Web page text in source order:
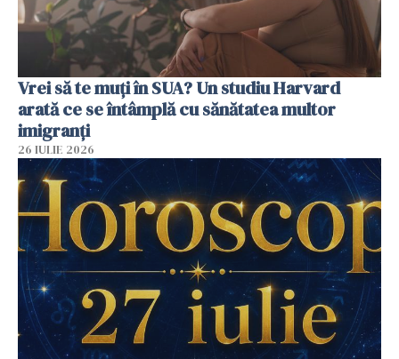
Vrei să te muți în SUA? Un studiu Harvard
arată ce se întâmplă cu sănătatea multor
imigranți
26 IULIE 2026